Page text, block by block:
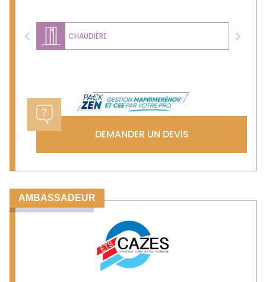
CHAUDIÈRE
Previous Next
DEMANDER UN DEVIS
AMBASSADEUR